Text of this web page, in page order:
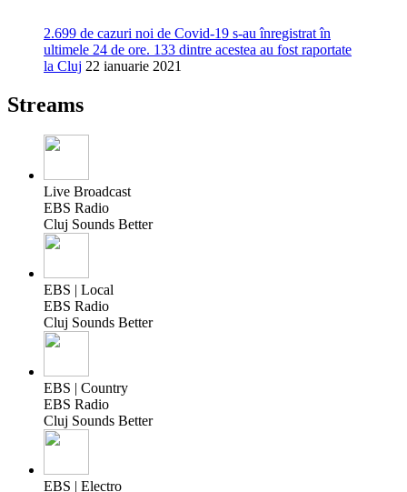
2.699 de cazuri noi de Covid-19 s-au înregistrat în
ultimele 24 de ore. 133 dintre acestea au fost raportate
la Cluj 22 ianuarie 2021
Streams
Live Broadcast
EBS Radio
Cluj Sounds Better
EBS | Local
EBS Radio
Cluj Sounds Better
EBS | Country
EBS Radio
Cluj Sounds Better
EBS | Electro